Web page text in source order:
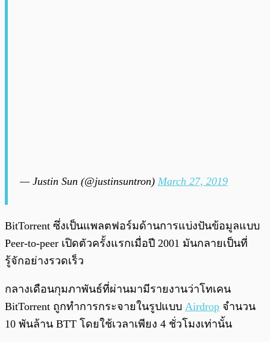
— Justin Sun (@justinsuntron) March 27, 2019
BitTorrent ซึ่งเป็นแพลตฟอร์มด้านการแบ่งปันข้อมูลแบบ
Peer-to-peer เปิดตัวครั้งแรกเมื่อปี 2001 มันกลายเป็นที่
รู้จักอย่างรวดเร็ว
กลางเดือนกุมภาพันธ์ที่ผ่านมามีรายงานว่าโทเคน
BitTorrent ถูกทำการกระจายในรูปแบบ Airdrop จำนวน
10 พันล้าน BTT โดยใช้เวลาเพียง 4 ชั่วโมงเท่านั้น